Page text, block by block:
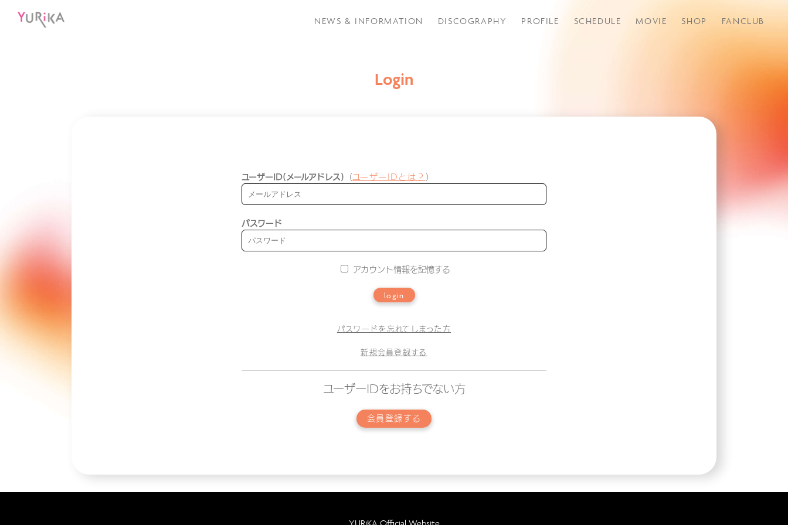
NEWS & INFORMATION DISCOGRAPHY PROFILE SCHEDULE MOVIE SHOP FANCLUB
Login
ユーザーID(メールアドレス) （ ユーザーIDとは？ ）
パスワード
アカウント情報を記憶する
login
パスワードを忘れてしまった方
新規会員登録する
ユーザーIDをお持ちでない方
会員登録する
YURiKA Official Website